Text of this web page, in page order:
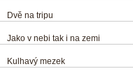
Dvě na tripu
Jako v nebi tak i na zemi
Kulhavý mezek